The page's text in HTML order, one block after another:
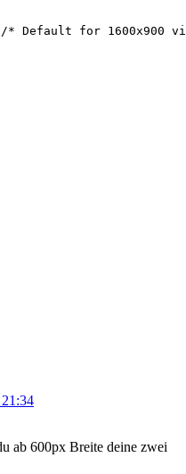
ab 600px Breite deine zwei